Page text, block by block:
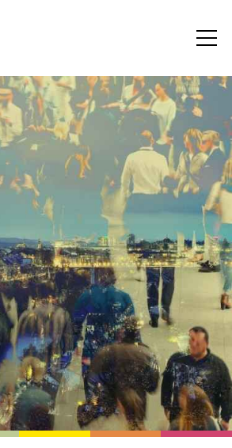
News
Archiv
DEUTSCH
FRANZÖSISCH